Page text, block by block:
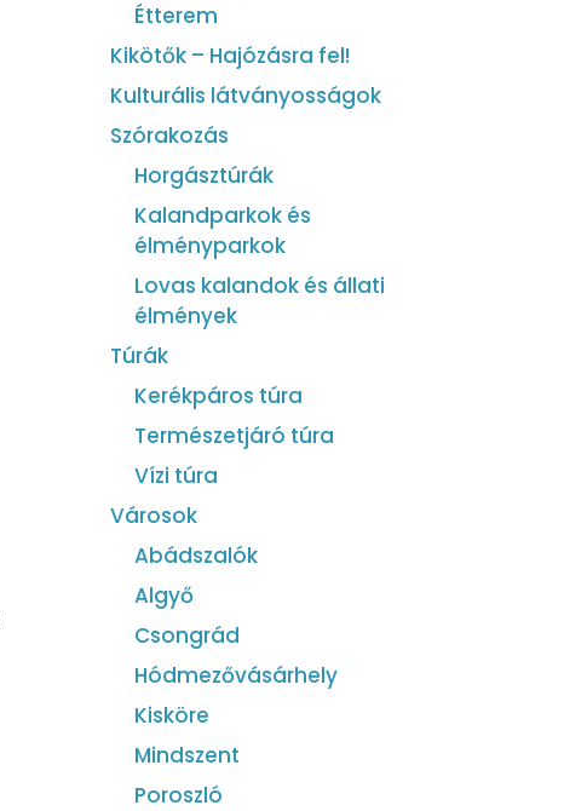
Étterem
Kikötők – Hajózásra fel!
Kulturális látványosságok
Szórakozás
Horgásztúrák
Kalandparkok és
élményparkok
Lovas kalandok és állati
élmények
Túrák
Kerékpáros túra
Természetjáró túra
Vízi túra
Városok
Abádszalók
Algyő
Csongrád
Hódmezővásárhely
Kisköre
Mindszent
Poroszló